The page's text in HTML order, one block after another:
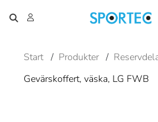
Start / Produkter /
Gevärskoffert, väska, LG FWB